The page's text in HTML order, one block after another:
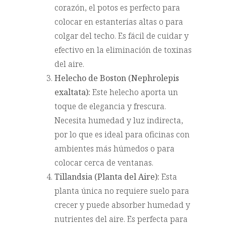
corazón, el potos es perfecto para
colocar en estanterías altas o para
colgar del techo. Es fácil de cuidar y
efectivo en la eliminación de toxinas
del aire.
Helecho de Boston (Nephrolepis
exaltata): Este helecho aporta un
toque de elegancia y frescura.
Necesita humedad y luz indirecta,
por lo que es ideal para oficinas con
ambientes más húmedos o para
colocar cerca de ventanas.
Tillandsia (Planta del Aire): Esta
planta única no requiere suelo para
crecer y puede absorber humedad y
nutrientes del aire. Es perfecta para